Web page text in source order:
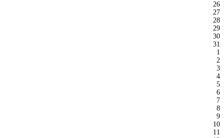
26
27
28
29
30
31
1
2
3
4
5
6
7
8
9
10
11